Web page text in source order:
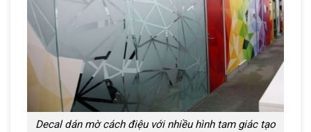
Decal dán mờ cách điệu với nhiều hình tam giác tạo